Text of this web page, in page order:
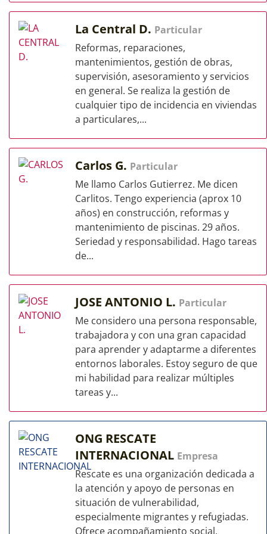
La Central D. Particular
Reformas, reparaciones,
mantenimientos, gestión de obras,
supervisión, asesoramiento y servicios
en general. Se realiza la gestión de
cualquier tipo de incidencia en viviendas
a particulares,...
Carlos G. Particular
Me llamo Carlos Gutierrez. Me dicen
Carlitos. Tengo experiencia (aprox 10
años) en construcción, reformas y
mantenimiento de piscinas. 29 años.
Seriedad y responsabilidad. Hago tareas
de...
JOSE ANTONIO L. Particular
Me considero una persona responsable,
trabajadora y con una gran capacidad
para aprender y adaptarme a diferentes
entornos laborales. Estoy seguro de que
mi habilidad para realizar múltiples
tareas y...
ONG RESCATE
INTERNACIONAL Empresa
Rescate es una organización dedicada a
la atención y apoyo de personas en
situación de vulnerabilidad,
especialmente migrantes y refugiadas.
Ofrece acompañamiento social,